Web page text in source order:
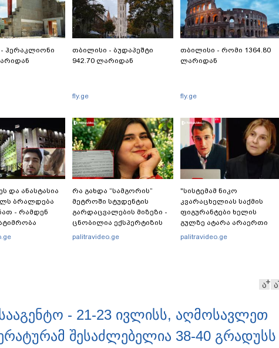
ჰერაკლიონი
თბილისი - ბუდაპეშტი
942.70 ლარიდან
fly.ge
თბილისი - რომი 1364.80
ლარიდან
fly.ge
და ანასტასია
ბრალდება
- რამდენ
რა გახდა “სამგორის”
მეტროში სტუდენტის
გარდაცვალების მიზეზი -
ცნობილია ექსპერტიზის
პასუხი
palitravideo.ge
"სისტემამ ნიკო
კვარაცხელიას საქმის
ფიგურანტები ხელის
გულზე ატარა არაერთი
წელი! ხომ არ იცით
palitravideo.ge
ა ა
- 21-23 ივლისს, აღმოსავლეთ
შესაძლებელია 38-40 გრადუსს